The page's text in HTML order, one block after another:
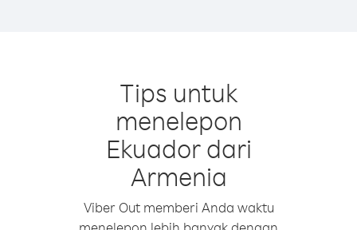
Tips untuk
menelepon
Ekuador dari
Armenia
Viber Out memberi Anda waktu